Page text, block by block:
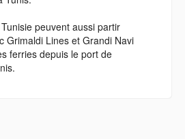
peuvent aussi partir
Grimaldi Lines et Grandi Navi
ferries depuis le port de